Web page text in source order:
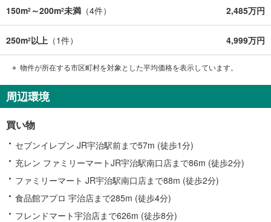
150m2 ～200m2未満 （4件） 2,485万円
250m2以上 （1件） 4,999万円
物件が所在する市区町村を対象とした平均価格を表示しています。
周辺環境
買い物
セブンイレブン JR宇治駅前まで57m (徒歩1分)
充レン ファミリーマートJR宇治駅南口店まで86m (徒歩2分)
ファミリーマート JR宇治駅南口店まで88m (徒歩2分)
食品館アプロ 宇治店まで285m (徒歩4分)
フレンドマート宇治店まで626m (徒歩8分)